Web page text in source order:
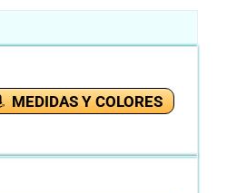
MEDIDAS Y COLORES